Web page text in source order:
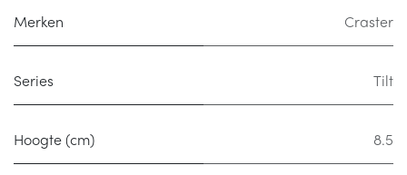
Merken Craster
Series Tilt
Hoogte (cm) 8.5